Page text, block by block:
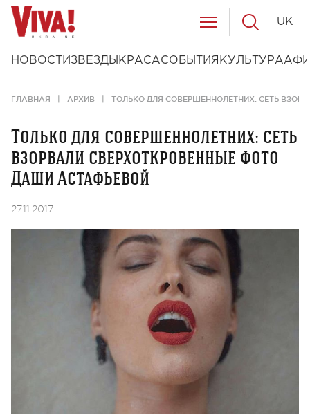
НОВОСТИ ЗВЕЗДЫ КРАСАСОБЫТИЯ КУЛЬТУРА
UK
ГЛАВНАЯ АРХИВ ТОЛЬКО ДЛЯ СОВЕРШЕННОЛЕТНИХ: СЕТЬ
Только для совершеннолетних: сеть
взорвали сверхоткровенные фото
Даши Астафьевой
27.11.2017